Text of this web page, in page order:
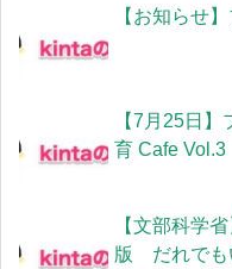
【お知らせ
【7月25日
育 Cafe
【文部科学
版 だれでも